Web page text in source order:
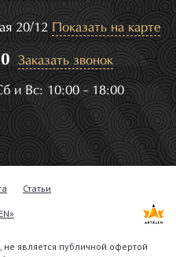
20/12 Показать на карте
Заказать звонок
и Вс: 10:00 - 18:00
Статьи
является публичной офертой